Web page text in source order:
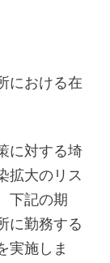
における在
対する埼
拡大のリス
下記の期
に勤務する
実施しま